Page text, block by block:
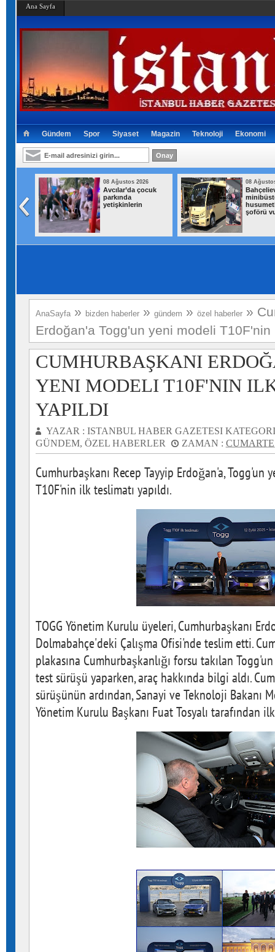
Ana Sayfa
Gündem Spor Siyaset Magazin Teknoloji Ekonomi
08 Ağustos 2026
Avcılar’da çocuk
parkında
yetişkinlerin
08
şoförü
AnaSayfa » bizden haberler » gündem » özel haberler »
Erdoğan'a Togg'un yeni modeli T10F'nin
CUMHURBAŞKANI
YENI MODELI T10F'NIN
YAPILDI
YAZAR : ISTANBUL HABER GAZETESI
GÜNDEM, ÖZEL HABERLER ZAMAN :
Cumhurbaşkanı Recep Tayyip Erdoğan'a, Togg'un
T10F'nin ilk teslimatı yapıldı.
TOGG Yönetim Kurulu üyeleri, Cumhurbaşkanı
Dolmabahçe'deki Çalışma Ofisi'nde teslim etti.
plakasına Cumhurbaşkanlığı forsu takılan
test sürüşü yaparken, araç hakkında bilgi aldı.
sürüşünün ardından, Sanayi ve Teknoloji Bakanı
Yönetim Kurulu Başkanı Fuat Tosyalı tarafından